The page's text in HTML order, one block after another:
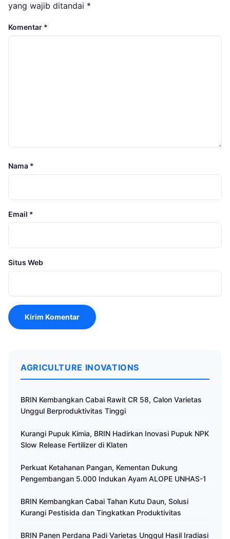
yang wajib ditandai *
Komentar *
Nama *
Email *
Situs Web
AGRICULTURE INOVATIONS
BRIN Kembangkan Cabai Rawit CR 58, Calon Varietas
Unggul Berproduktivitas Tinggi
Kurangi Pupuk Kimia, BRIN Hadirkan Inovasi Pupuk NPK
Slow Release Fertilizer di Klaten
Perkuat Ketahanan Pangan, Kementan Dukung
Pengembangan 5.000 Indukan Ayam ALOPE UNHAS-1
BRIN Kembangkan Cabai Tahan Kutu Daun, Solusi
Kurangi Pestisida dan Tingkatkan Produktivitas
BRIN Panen Perdana Padi Varietas Unggul Hasil Iradiasi